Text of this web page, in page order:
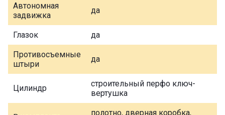
Автономная
задвижка
да
Глазок да
Противосъемные
штыри
да
Цилиндр
строительный перфо ключ-
вертушка
полотно, дверная коробка,